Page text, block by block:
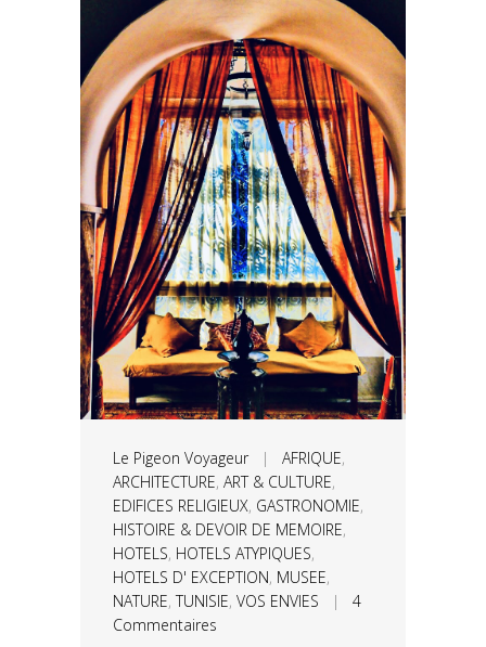
Le Pigeon Voyageur| AFRIQUE,
ARCHITECTURE, ART & CULTURE,
EDIFICES RELIGIEUX, GASTRONOMIE,
HISTOIRE & DEVOIR DE MEMOIRE,
HOTELS, HOTELS ATYPIQUES,
HOTELS D' EXCEPTION, MUSEE,
NATURE,TUNISIE, VOS ENVIES | 4
Commentaires